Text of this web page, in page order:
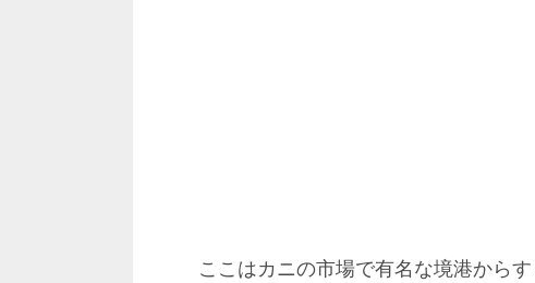
ここはカニの市場で有名な境港から